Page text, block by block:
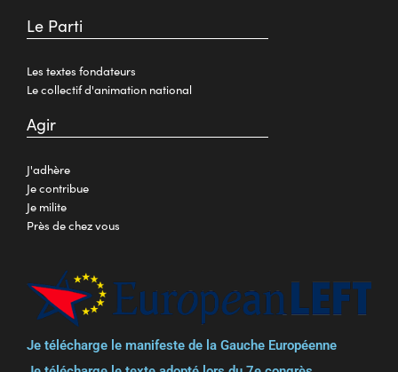
Le Parti
Les textes fondateurs
Le collectif d'animation national
Agir
J'adhère
Je contribue
Je milite
Près de chez vous
Je télécharge le manifeste de la Gauche Européenne